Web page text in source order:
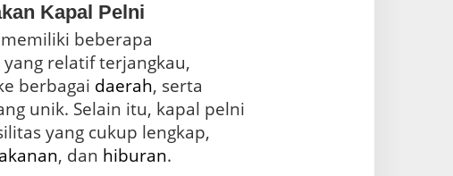
Kapal Pelni
beberapa
relatif terjangkau,
berbagai daerah, serta
unik. Selain itu, kapal pelni
yang cukup lengkap,
, dan hiburan.